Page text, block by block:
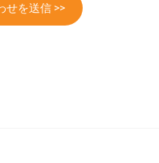
せを送信 >>